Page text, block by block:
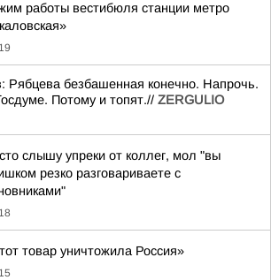
работы вестибюля станции метро
Рябцева безбашенная конечно. Напрочь.
Потому и топят.// ZERGULIO
слышу упреки от коллег, мол "вы
резко разговариваете с
товар уничтожила Россия»